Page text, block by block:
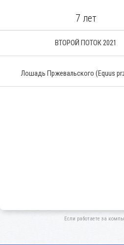
7 лет
ВТОРОЙ ПОТОК 2021
Лошадь Пржевальского (Equus
Если работаете за